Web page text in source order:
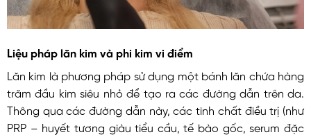
Liệu pháp lăn kim và phi kim vi điểm
Lăn kim là phương pháp sử dụng một bánh lăn chứa hàng
trăm đầu kim siêu nhỏ để tạo ra các đường dẫn trên da.
Thông qua các đường dẫn này, các tinh chất điều trị (như
PRP – huyết tương giàu tiểu cầu, tế bào gốc, serum đặc